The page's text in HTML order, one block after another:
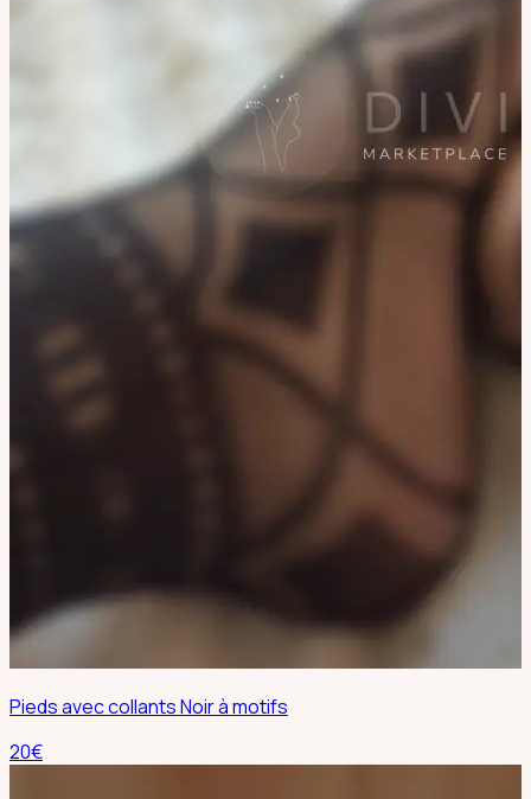
Pieds avec collants Noir à motifs
20€